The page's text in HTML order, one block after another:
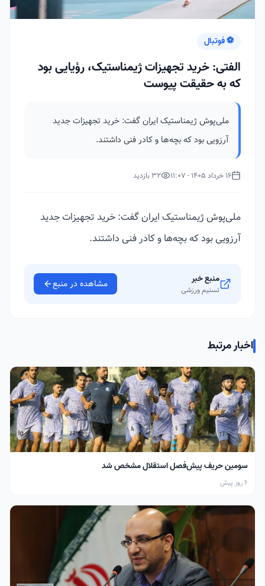
⚽ فوتبال
الفتی: خرید تجهیزات ژیمناستیک، رؤیایی بود
که به حقیقت پیوست
ملی‌پوش ژیمناستیک ایران گفت: خرید تجهیزات جدید
آرزویی بود که بچه‌ها و کادر فنی داشتند.
16 خرداد 1405 - 11:07 32 بازدید
ملی‌پوش ژیمناستیک ایران گفت: خرید تجهیزات جدید
آرزویی بود که بچه‌ها و کادر فنی داشتند.
منبع خبر
تسنیم ورزشی مشاهده در منبع
اخبار مرتبط
سومین حریف پیش‌فصل استقلال مشخص شد
6 روز پیش